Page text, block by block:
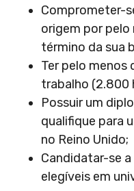
Comprometer-
origem por pelo
término da sua
Ter pelo menos
trabalho (2.800
Possuir um
qualifique para
no Reino Unido;
Candidatar-se
elegíveis em